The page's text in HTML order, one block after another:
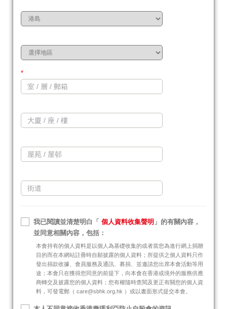
*
我已閱讀並清楚明白「 個人資料收集聲明 」的有關內容，
並同意相關內容，包括：
本會持有的個人資料是以個人為基礎收集的或者當您為進行網上捐贈
目的而在本網站註冊時自願披露的個人資料；所提供之個人資料只作
發出捐款收據、會員服務及通訊、募捐、並邀請您出席本會活動等用
途；本會只在獲得您同意的前提下，向本會在香港或境外的服務供應
商轉交及披露您的個人資料；您有權隨時查閱及更正有關您的個人資
料，可發電郵（ care@sbhk.org.hk ）或以書面形式提交本會。